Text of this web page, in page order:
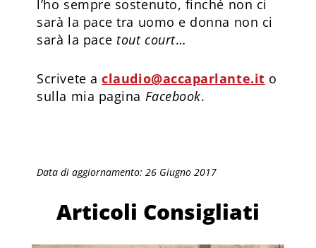
l’ho sempre sostenuto, finché non ci
sarà la pace tra uomo e donna non ci
sarà la pace tout court…
Scrivete aclaudio@accaparlante.it o
sulla mia pagina Facebook.
Data di aggiornamento: 26 Giugno 2017
Articoli Consigliati